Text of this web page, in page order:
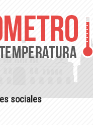
sociales